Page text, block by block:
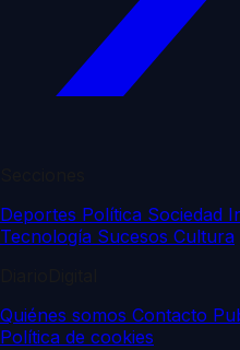
Deportes Política Sociedad
Tecnología Sucesos Cultura
Quiénes somos Contacto
Política de cookies